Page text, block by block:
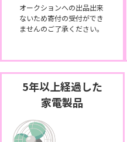
オークションへの出品出来
ないため寄付の受付ができ
ませんのご了承ください。
5年以上経過した
家電製品